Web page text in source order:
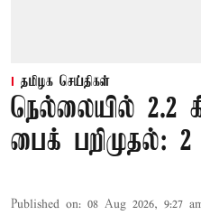
தமிழக செய்திகள்
நெல்லையில் 2.2
பைக் பறிமுதல்:
Published on: 08 Aug 2026, 9:27